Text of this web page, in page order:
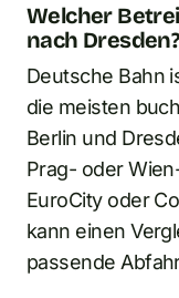
Welcher
nach Dresden?
Deutsche Bahn
die meisten
Berlin und
Prag- oder
EuroCity oder
kann einen
passende